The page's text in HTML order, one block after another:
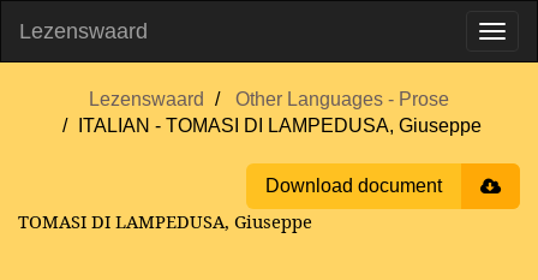
Lezenswaard
Lezenswaard
Other Languages - Prose
ITALIAN - TOMASI DI LAMPEDUSA, Giuseppe
Download document
TOMASI DI LAMPEDUSA, Giuseppe